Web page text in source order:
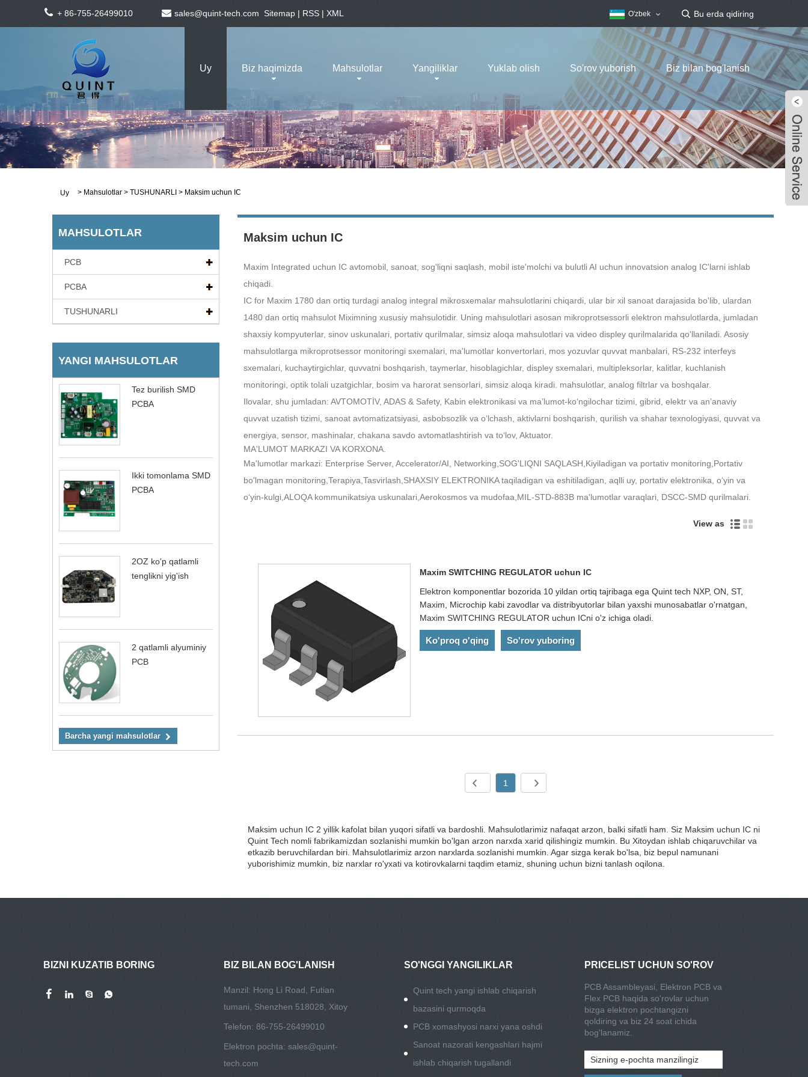
+ 86-755-26499010 sales@quint-tech.com Sitemap | RSS | XML O'zbek
Uy Biz haqimizda Mahsulotlar Yangiliklar Yuklab olish So'rov yuborish Biz bilan bog'lanish
Uy > Mahsulotlar > TUSHUNARLI > Maksim uchun IC
MAHSULOTLAR
PCB
PCBA
TUSHUNARLI
YANGI MAHSULOTLAR
Tez burilish SMD
PCBA
Ikki tomonlama SMD
PCBA
2OZ ko'p qatlamli
tenglikni yig'ish
2 qatlamli alyuminiy
PCB
Barcha yangi mahsulotlar
Maksim uchun IC
Maxim Integrated uchun IC avtomobil, sanoat, sog'liqni saqlash, mobil iste'molchi va bulutli AI uchun innovatsion analog IC'larni ishlab
chiqadi.
IC for Maxim 1780 dan ortiq turdagi analog integral mikrosxemalar mahsulotlarini chiqardi, ular bir xil sanoat darajasida bo'lib, ulardan
1480 dan ortiq mahsulot Miximning xususiy mahsulotidir. Uning mahsulotlari asosan mikroprotsessorli elektron mahsulotlarda, jumladan
shaxsiy kompyuterlar, sinov uskunalari, portativ qurilmalar, simsiz aloqa mahsulotlari va video displey qurilmalarida qo'llaniladi. Asosiy
mahsulotlarga mikroprotsessor monitoringi sxemalari, ma'lumotlar konvertorlari, mos yozuvlar quvvat manbalari, RS-232 interfeys
sxemalari, kuchaytirgichlar, quvvatni boshqarish, taymerlar, hisoblagichlar, displey sxemalari, multipleksorlar, kalitlar, kuchlanish
monitoringi, optik tolali uzatgichlar, bosim va harorat sensorlari, simsiz aloqa kiradi. mahsulotlar, analog filtrlar va boshqalar.
Ilovalar, shu jumladan: AVTOMOTİV, ADAS & Safety, Kabin elektronikasi va maʼlumot-koʻngilochar tizimi, gibrid, elektr va anʼanaviy
quvvat uzatish tizimi, sanoat avtomatizatsiyasi, asbobsozlik va oʻlchash, aktivlarni boshqarish, qurilish va shahar texnologiyasi, quvvat va
energiya, sensor, mashinalar, chakana savdo avtomatlashtirish va toʻlov, Aktuator.
MA'LUMOT MARKAZI VA KORXONA.
Ma'lumotlar markazi: Enterprise Server, Accelerator/AI, Networking, SOG'LIQNI SAQLASH, Kiyiladigan va portativ monitoring, Portativ
bo'lmagan monitoring, Terapiya, Tasvirlash, SHAXSIY ELEKTRONIKA taqiladigan va eshitiladigan, aqlli uy, portativ elektronika, oʻyin va
oʻyin-kulgi, ALOQA kommunikatsiya uskunalari, Aerokosmos va mudofaa, MIL-STD-883B ma'lumotlar varaqlari, DSCC-SMD qurilmalari.
View as
Maxim SWITCHING REGULATOR uchun IC
Elektron komponentlar bozorida 10 yildan ortiq tajribaga ega Quint tech NXP, ON, ST,
Maxim, Microchip kabi zavodlar va distribyutorlar bilan yaxshi munosabatlar o'rnatgan,
Maxim SWITCHING REGULATOR uchun ICni o'z ichiga oladi.
Ko'proq o'qing So'rov yuboring
1
Maksim uchun IC 2 yillik kafolat bilan yuqori sifatli va bardoshli. Mahsulotlarimiz nafaqat arzon, balki sifatli ham. Siz Maksim uchun IC ni
Quint Tech nomli fabrikamizdan sozlanishi mumkin bo'lgan arzon narxda xarid qilishingiz mumkin. Bu Xitoydan ishlab chiqaruvchilar va
etkazib beruvchilardan biri. Mahsulotlarimiz arzon narxlarda sozlanishi mumkin. Agar sizga kerak bo'lsa, biz bepul namunani
yuborishimiz mumkin, biz narxlar ro'yxati va kotirovkalarni taqdim etamiz, shuning uchun bizni tanlash oqilona.
BIZNI KUZATIB BORING BIZ BILAN BOG'LANISH
Manzil: Hong Li Road, Futian
tumani, Shenzhen 518028, Xitoy
Telefon: 86-755-26499010
Elektron pochta: sales@quint-
tech.com
SO'NGGI YANGILIKLAR
Quint tech yangi ishlab chiqarish
bazasini qurmoqda
PCB xomashyosi narxi yana oshdi
Sanoat nazorati kengashlari hajmi
ishlab chiqarish tugallandi
PRICELIST UCHUN SO'ROV
PCB Assambleyasi, Elektron PCB va
Flex PCB haqida so'rovlar uchun
bizga elektron pochtangizni
qoldiring va biz 24 soat ichida
bog'lanamiz.